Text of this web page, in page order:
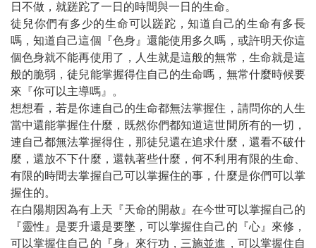
日不做，就蹉跎了一日的時間與一日的生命。
徒兒你們有多少的生命可以蹉跎，知道自己的生命有多長
嗎，知道自己這個『色身』還能使用多久嗎，或許明天你這
個色身就不能再使用了，人生就是這般的無常，生命就是這
般的脆弱，徒兒能掌握得住自己的生命嗎，無常什麼時候要
來『你可以主導嗎』。
想想看，若是你連自己的生命都無法掌握住，請問你的人生
當中還能掌握住什麼，既然你們都知道這世間所有的一切，
連自己都無法掌握得住，那徒兒還在追求什麼，還看不破什
麼，還放不下什麼，還執著些什麼，何不利用有限的生命、
有限的時間去掌握自己可以掌握住的事，什麼是你們可以掌
握住的。
在白陽期因為有上天『天命的開赦』在今世可以掌握自己的
『靈性』是要升還是要墜，可以掌握住自己的『心』來修，
可以掌握住自己的『身』來行功，三施並進，可以掌握住自